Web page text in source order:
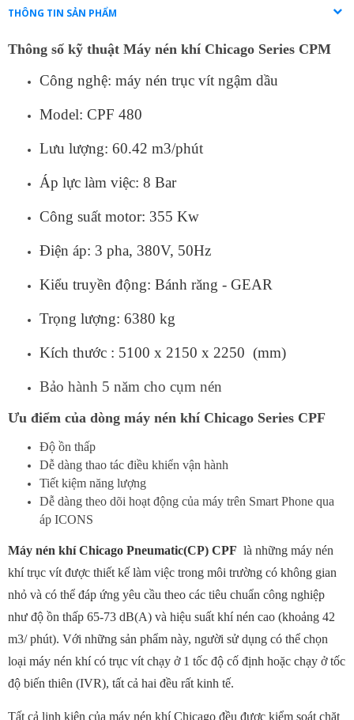
THÔNG TIN SẢN PHẨM
Thông số kỹ thuật Máy nén khí Chicago Series CPM
Công nghệ: máy nén trục vít ngậm dầu
Model: CPF 480
Lưu lượng: 60.42 m3/phút
Áp lực làm việc: 8 Bar
Công suất motor: 355 Kw
Điện áp: 3 pha, 380V, 50Hz
Kiểu truyền động: Bánh răng - GEAR
Trọng lượng: 6380 kg
Kích thước : 5100 x 2150 x 2250 (mm)
Bảo hành 5 năm cho cụm nén
Ưu điểm của dòng máy nén khí Chicago Series CPF
Độ ồn thấp
Dễ dàng thao tác điều khiển vận hành
Tiết kiệm năng lượng
Dễ dàng theo dõi hoạt động của máy trên Smart Phone qua
áp ICONS
Máy nén khí Chicago Pneumatic(CP) CPF là những máy nén
khí trục vít được thiết kế làm việc trong môi trường có không gian
nhỏ và có thể đáp ứng yêu cầu theo các tiêu chuẩn công nghiệp
như độ ồn thấp 65-73 dB(A) và hiệu suất khí nén cao (khoảng 42
m3/ phút). Với những sản phẩm này, người sử dụng có thể chọn
loại máy nén khí có trục vít chạy ở 1 tốc độ cố định hoặc chạy ở tốc
độ biến thiên (IVR), tất cả hai đều rất kinh tế.
Tất cả linh kiện của máy nén khí Chicago đều được kiểm soát chặt